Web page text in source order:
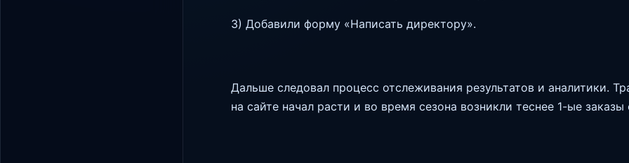
3) Добавили форму «Написать директору».
Дальше следовал процесс отслеживания результатов и аналитики.
на сайте начал расти и во время сезона возникли теснее 1-ые заказы